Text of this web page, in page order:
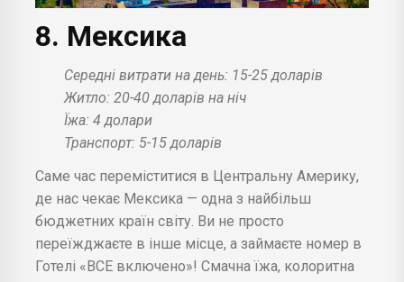
8. Мексика
Середні витрати на день: 15-25 доларів
Житло: 20-40 доларів на ніч
Їжа: 4 долари
Транспорт: 5-15 доларів
Саме час переміститися в Центральну Америку,
де нас чекає Мексика — одна з найбільш
бюджетних країн світу. Ви не просто
переїжджаєте в інше місце, а займаєте номер в
Готелі «ВСЕ включено»! Смачна їжа, колоритна